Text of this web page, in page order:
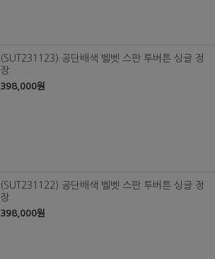
(SUT231123) 공단배색 벨벳 스판 투버튼 싱글 정
장
398,000원
(SUT231122) 공단배색 벨벳 스판 투버튼 싱글 정
장
398,000원